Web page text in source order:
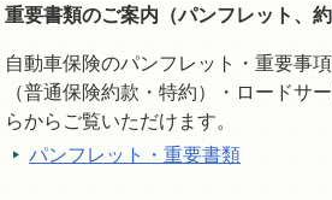
重要書類のご案内（パンフレット、約
自動車保険のパンフレット・重要事
（普通保険約款・特約）・ロードサ
らからご覧いただけます。
パンフレット・重要書類